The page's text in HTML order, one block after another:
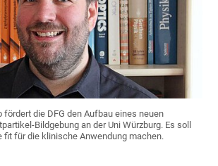
fördert die DFG den Aufbau eines neuen
Bildgebung an der Uni Würzburg. Es soll
fit für die klinische Anwendung machen.